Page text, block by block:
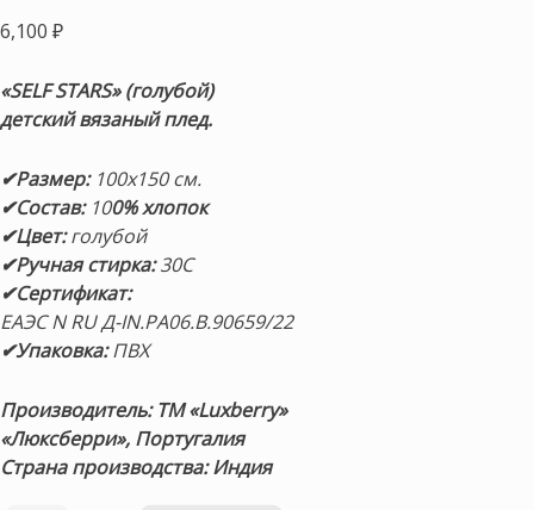
6,100 ₽
«SELF STARS» (голубой)
детский вязаный плед.
✔Размер:100х150 см.
✔Состав:100% хлопок
✔Цвет:голубой
✔Ручная стирка:30С
✔Сертификат:
ЕАЭС N RU Д-IN.РА06.В.90659/22
✔Упаковка:ПВХ
Производитель: ТМ «Luxberry»
«Люксберри», Португалия
Страна производства: Индия